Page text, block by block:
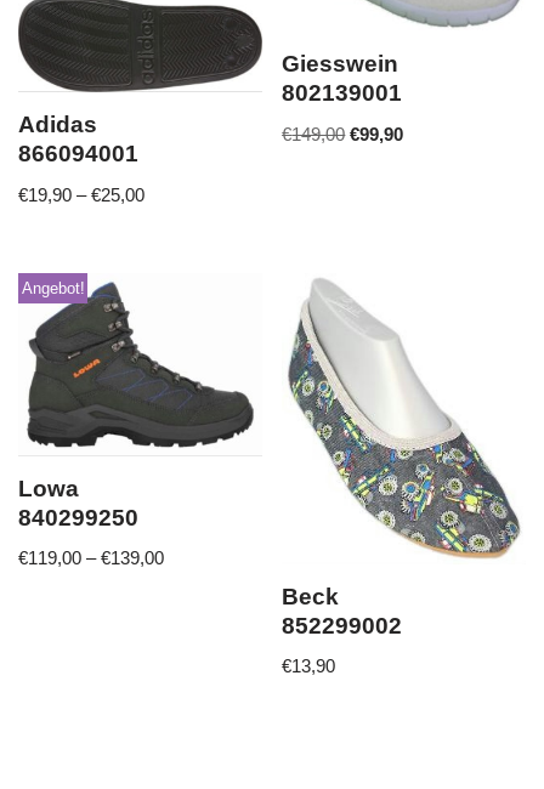
Adidas
866094001
€19,90 –€25,00
Giesswein
802139001
€149,00 €99,90
Angebot!
Lowa
840299250
€119,00 –€139,00
Beck
852299002
€13,90